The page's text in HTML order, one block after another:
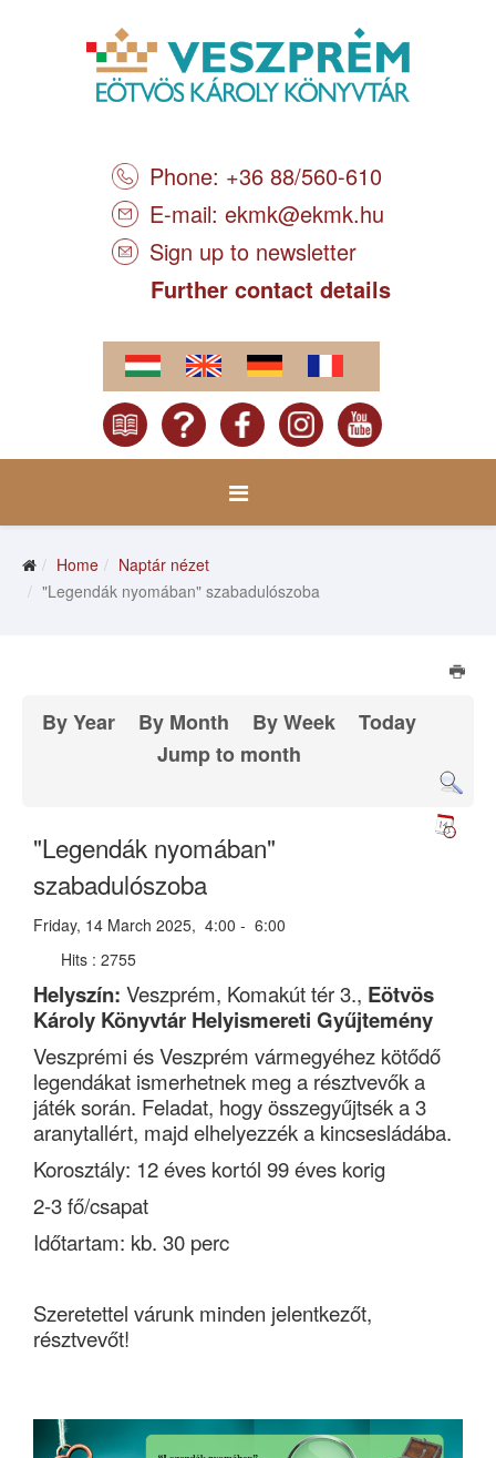
Phone: +36 88/560-610
E-mail: ekmk@ekmk.hu
Sign up to newsletter
Further contact details
Home
Naptár nézet
"Legendák nyomában" szabadulószoba
By Year By Month By Week
Today
Jump to month
"Legendák nyomában"
szabadulószoba
Friday, 14 March 2025, 4:00 - 6:00
Hits : 2755
Helyszín: Veszprém, Komakút tér 3., Eötvös
Károly Könyvtár Helyismereti Gyűjtemény
Veszprémi és Veszprém vármegyéhez kötődő
legendákat ismerhetnek meg a résztvevők a
játék során. Feladat, hogy összegyűjtsék a 3
aranytallért, majd elhelyezzék a kincsesládába.
Korosztály: 12 éves kortól 99 éves korig
2-3 fő/csapat
Időtartam: kb. 30 perc
Szeretettel várunk minden jelentkezőt,
résztvevőt!